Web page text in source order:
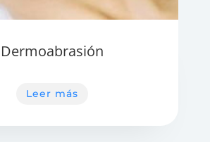
Dermoabrasión
Leer más